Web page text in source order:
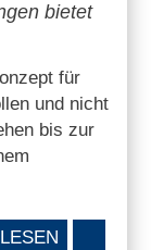
bietet
für
und nicht
bis zur